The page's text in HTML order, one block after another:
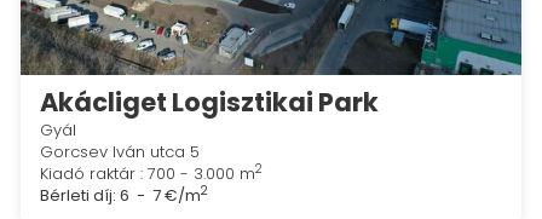
Akácliget Logisztikai Park
Gyál
Gorcsev Iván utca 5
Kiadó raktár : 700 - 3.000 m2
Bérleti díj: 6 - 7 €/m2